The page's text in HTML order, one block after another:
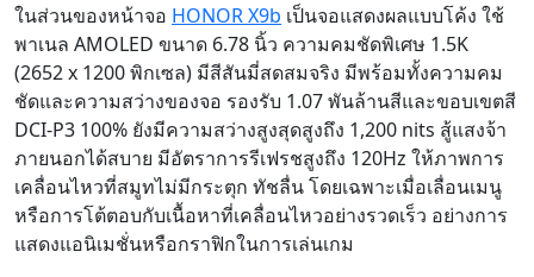
ในส่วนของหน้าจอ HONOR X9b เป็นจอแสดงผลแบบโค้ง ใช้
พาเนล AMOLED ขนาด 6.78 นิ้ว ความคมชัดพิเศษ 1.5K
(2652 x 1200 พิกเซล) มีสีสันมี่สดสมจริง มีพร้อมทั้งความคม
ชัดและความสว่างของจอ รองรับ 1.07 พันล้านสีและขอบเขตสี
DCI-P3 100% ยังมีความสว่างสูงสุดสูงถึง 1,200 nits สู้แสงจ้า
ภายนอกได้สบาย มีอัตราการรีเฟรชสูงถึง 120Hz ให้ภาพการ
เคลื่อนไหวที่สมูทไม่มีกระตุก ทัชลื่น โดยเฉพาะเมื่อเลื่อนเมนู
หรือการโต้ตอบกับเนื้อหาที่เคลื่อนไหวอย่างรวดเร็ว อย่างการ
แสดงแอนิเมชั่นหรือกราฟิกในการเล่นเกม